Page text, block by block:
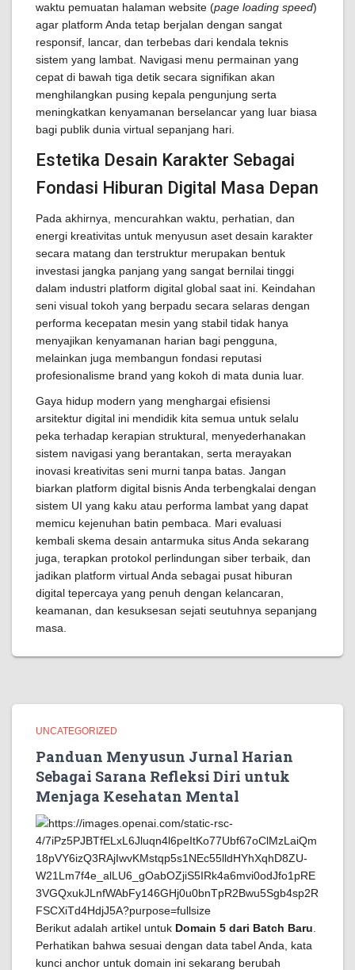
waktu pemuatan halaman website (page loading speed)
agar platform Anda tetap berjalan dengan sangat
responsif, lancar, dan terbebas dari kendala teknis
sistem yang lambat. Navigasi menu permainan yang
cepat di bawah tiga detik secara signifikan akan
menghilangkan pusing kepala pengunjung serta
meningkatkan kenyamanan berselancar yang luar biasa
bagi publik dunia virtual sepanjang hari.
Estetika Desain Karakter Sebagai
Fondasi Hiburan Digital Masa Depan
Pada akhirnya, mencurahkan waktu, perhatian, dan
energi kreativitas untuk menyusun aset desain karakter
secara matang dan terstruktur merupakan bentuk
investasi jangka panjang yang sangat bernilai tinggi
dalam industri platform digital global saat ini. Keindahan
seni visual tokoh yang berpadu secara selaras dengan
performa kecepatan mesin yang stabil tidak hanya
menyajikan kenyamanan harian bagi pengguna,
melainkan juga membangun fondasi reputasi
profesionalisme brand yang kokoh di mata dunia luar.
Gaya hidup modern yang menghargai efisiensi
arsitektur digital ini mendidik kita semua untuk selalu
peka terhadap kerapian struktural, menyederhanakan
sistem navigasi yang berantakan, serta merayakan
inovasi kreativitas seni murni tanpa batas. Jangan
biarkan platform digital bisnis Anda terbengkalai dengan
sistem UI yang kaku atau performa lambat yang dapat
memicu kejenuhan batin pembaca. Mari evaluasi
kembali skema desain antarmuka situs Anda sekarang
juga, terapkan protokol perlindungan siber terbaik, dan
jadikan platform virtual Anda sebagai pusat hiburan
digital tepercaya yang penuh dengan kelancaran,
keamanan, dan kesuksesan sejati seutuhnya sepanjang
masa.
UNCATEGORIZED
Panduan Menyusun Jurnal Harian
Sebagai Sarana Refleksi Diri untuk
Menjaga Kesehatan Mental
Berikut adalah artikel untuk Domain 5 dari Batch Baru
Perhatikan bahwa sesuai dengan data tabel Anda, kata
kunci anchor untuk domain ini sekarang berubah